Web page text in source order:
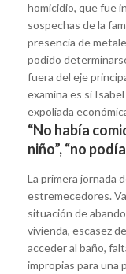
homicidio, que fue
sospechas de la
presencia de
podido
fuera del eje
examina es si
expoliada
“No había
niño”, “no
La primera jornada
estremecedores.
situación de
vivienda, escasez
acceder al baño,
impropias para una